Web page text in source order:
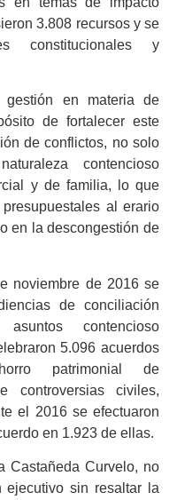
3.808 recursos y se
constitucionales y
en materia de
de fortalecer este
de conflictos, no solo
contencioso
y de familia, lo que
al erario
en la descongestión de
noviembre de 2016 se
de conciliación
contencioso
5.096 acuerdos
patrimonial de
controversias civiles,
el 2016 se efectuaron
en 1.923 de ellas.
Castañeda Curvelo, no
ejecutivo sin resaltar la